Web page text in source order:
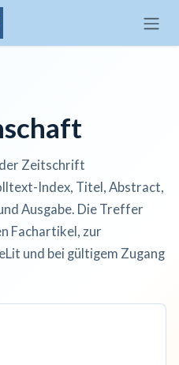
der Zeitschrift
Index, Titel, Abstract,
Ausgabe. Die Treffer
Fachartikel, zur
und bei gültigem Zugang